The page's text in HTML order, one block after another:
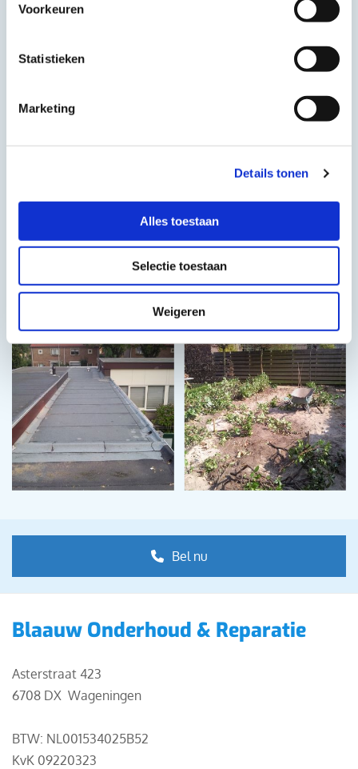
Voorkeuren
Statistieken
Marketing
Details tonen
Alles toestaan
Selectie toestaan
Weigeren
Bel nu
Blaauw Onderhoud & Reparatie
Asterstraat 423
6708 DX Wageningen
BTW: NL001534025B52
KvK 09220323